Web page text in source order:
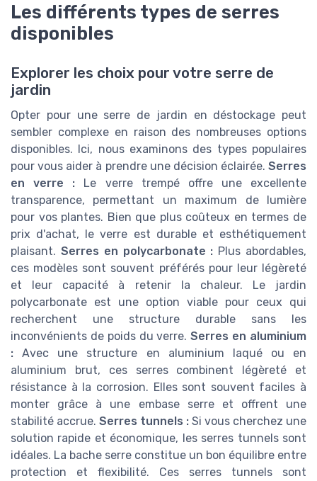
Les différents types de serres
disponibles
Explorer les choix pour votre serre de
jardin
Opter pour une serre de jardin en déstockage peut
sembler complexe en raison des nombreuses options
disponibles. Ici, nous examinons des types populaires
pour vous aider à prendre une décision éclairée. Serres
en verre : Le verre trempé offre une excellente
transparence, permettant un maximum de lumière
pour vos plantes. Bien que plus coûteux en termes de
prix d'achat, le verre est durable et esthétiquement
plaisant. Serres en polycarbonate : Plus abordables,
ces modèles sont souvent préférés pour leur légèreté
et leur capacité à retenir la chaleur. Le jardin
polycarbonate est une option viable pour ceux qui
recherchent une structure durable sans les
inconvénients de poids du verre.Serres en aluminium
: Avec une structure en aluminium laqué ou en
aluminium brut, ces serres combinent légèreté et
résistance à la corrosion. Elles sont souvent faciles à
monter grâce à une embase serre et offrent une
stabilité accrue. Serres tunnels : Si vous cherchez une
solution rapide et économique, les serres tunnels sont
idéales. La bache serre constitue un bon équilibre entre
protection et flexibilité. Ces serres tunnels sont